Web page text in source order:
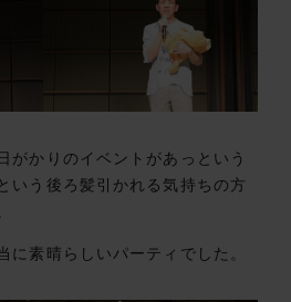
がかりのイベントがあっという
いう後ろ髪引かれる気持ちの方
に素晴らしいパーティでした。